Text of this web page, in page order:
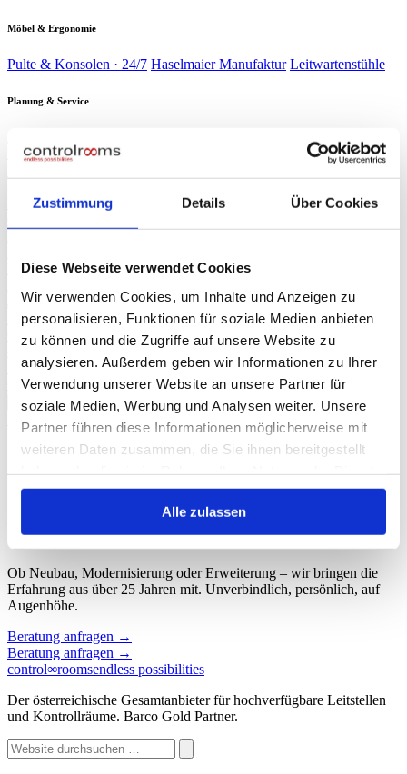
Zustimmung Details Über Cookies
Diese Webseite verwendet Cookies
Wir verwenden Cookies, um Inhalte und Anzeigen zu
personalisieren, Funktionen für soziale Medien anbieten
zu können und die Zugriffe auf unsere Website zu
analysieren. Außerdem geben wir Informationen zu Ihrer
Verwendung unserer Website an unsere Partner für
soziale Medien, Werbung und Analysen weiter. Unsere
Partner führen diese Informationen möglicherweise mit
weiteren Daten zusammen, die Sie ihnen bereitgestellt
gesammelt haben.
Alle zulassen
Möbel & Ergonomie
Pulte & Konsolen · 24/7 Haselmaier Manufaktur Leitwartenstühle
Planung & Service
Verträge Verbrauchsmaterial
BahnLeitzentralen & Stellwerkstechnik Sicherheit &
Planung & Design
Journal
Presse▾
ORF NÖ BerichtTV-Beitrag: Spezialist für Leitzentralen Fachartikel
Produktportfolio auf einen Blick
Über uns
KI
Beratung anfragen→
Start
Schlagwort: Display
Schlagwort: Display
Keine Beiträge gefunden.
Sprechen wir über Ihren Kontroll∞raum.
Ob Neubau, Modernisierung oder Erweiterung – wir bringen die
Erfahrung aus über 25 Jahren mit. Unverbindlich, persönlich, auf
Augenhöhe.
Beratung anfragen →
Beratung anfragen →
control∞roomsendless possibilities
Der österreichische Gesamtanbieter für hochverfügbare Leitstellen
und Kontrollräume. Barco Gold Partner.
Website
durchsuchen